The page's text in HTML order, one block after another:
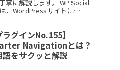
寧に解説します。 WP Social
、WordPressサイトに
ラグインNo.155】
Navigationとは？
をサクッと解説